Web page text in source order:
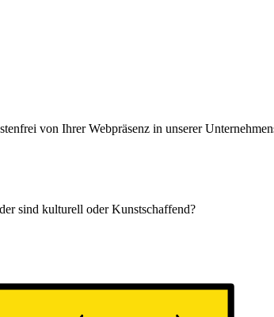
von Ihrer Webpräsenz in unserer
sind kulturell oder Kunstschaffend?